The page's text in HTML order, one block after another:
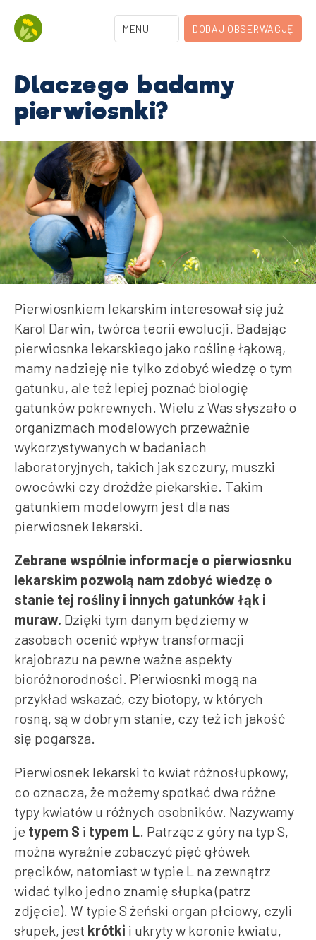
MENU DODAJ OBSERWACJĘ
Dlaczego badamy
pierwiosnki?
Pierwiosnkiem lekarskim interesował się już
Karol Darwin, twórca teorii ewolucji. Badając
pierwiosnka lekarskiego jako roślinę łąkową,
mamy nadzieję nie tylko zdobyć wiedzę o tym
gatunku, ale też lepiej poznać biologię
gatunków pokrewnych. Wielu z Was słyszało o
organizmach modelowych przeważnie
wykorzystywanych w badaniach
laboratoryjnych, takich jak szczury, muszki
owocówki czy drożdże piekarskie. Takim
gatunkiem modelowym jest dla nas
pierwiosnek lekarski.
Zebrane wspólnie informacje o pierwiosnku
lekarskim pozwolą nam zdobyć wiedzę o
stanie tej rośliny i innych gatunków łąk i
muraw. Dzięki tym danym będziemy w
zasobach ocenić wpływ transformacji
krajobrazu na pewne ważne aspekty
bioróżnorodności. Pierwiosnki mogą na
przykład wskazać, czy biotopy, w których
rosną, są w dobrym stanie, czy też ich jakość
się pogarsza.
Pierwiosnek lekarski to kwiat różnosłupkowy,
co oznacza, że możemy spotkać dwa różne
typy kwiatów u różnych osobników. Nazywamy
je typem S i typem L. Patrząc z góry na typ S,
można wyraźnie zobaczyć pięć główek
pręcików, natomiast w typie L na zewnątrz
widać tylko jedno znamię słupka (patrz
zdjęcie). W typie S żeński organ płciowy, czyli
słupek, jest krótki i ukryty w koronie kwiatu,